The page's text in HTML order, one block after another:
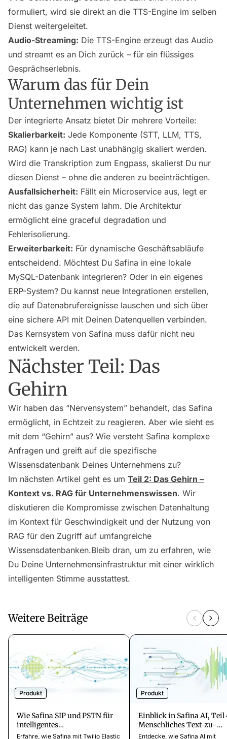
formuliert, wird sie direkt an die TTS-Engine im selben
Dienst weitergeleitet.
Audio-Streaming: Die TTS-Engine erzeugt das Audio
und streamt es an Dich zurück – für ein flüssiges
Gesprächserlebnis.
Warum das für Dein
Unternehmen wichtig ist
Der integrierte Ansatz bietet Dir mehrere Vorteile:
Skalierbarkeit: Jede Komponente (STT, LLM, TTS,
RAG) kann je nach Last unabhängig skaliert werden.
Wird die Transkription zum Engpass, skalierst Du nur
diesen Dienst – ohne die anderen zu beeinträchtigen.
Ausfallsicherheit: Fällt ein Microservice aus, legt er
nicht das ganze System lahm. Die Architektur
ermöglicht eine graceful degradation und
Fehlerisolierung.
Erweiterbarkeit: Für dynamische Geschäftsabläufe
entscheidend. Möchtest Du Safina in eine lokale
MySQL-Datenbank integrieren? Oder in ein eigenes
ERP-System? Du kannst neue Integrationen erstellen,
die auf Datenabrufereignisse lauschen und sich über
eine sichere API mit Deinen Datenquellen verbinden.
Das Kernsystem von Safina muss dafür nicht neu
entwickelt werden.
Nächster Teil: Das
Gehirn
Wir haben das “Nervensystem” behandelt, das Safina
ermöglicht, in Echtzeit zu reagieren. Aber wie sieht es
mit dem “Gehirn” aus? Wie versteht Safina komplexe
Anfragen und greift auf die spezifische
Wissensdatenbank Deines Unternehmens zu?
Im nächsten Artikel geht es um Teil 2: Das Gehirn –
Kontext vs. RAG für Unternehmenswissen. Wir
diskutieren die Kompromisse zwischen Datenhaltung
im Kontext für Geschwindigkeit und der Nutzung von
RAG für den Zugriff auf umfangreiche
Wissensdatenbanken.Bleib dran, um zu erfahren, wie
Du Deine Unternehmensinfrastruktur mit einer wirklich
intelligenten Stimme ausstattest.
Weitere Beiträge
Produkt
Wie Safina SIP und PSTN für
intelligentes
Anrufmanagement verbindet
Erfahre, wie Safina mit Twilio Elastic
Produkt
Einblick in Safina AI, Teil
Menschliches Text-zu-
Sprache (TTS) mit
Entdecke, wie Safina AI mit